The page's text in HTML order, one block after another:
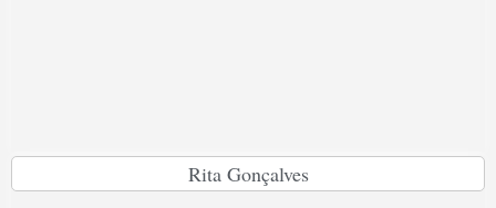
Rita Gonçalves